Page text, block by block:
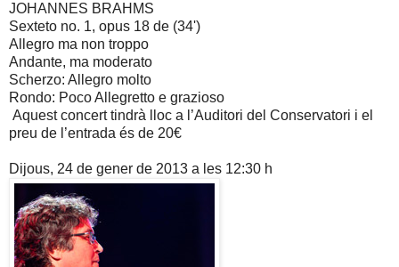
JOHANNES BRAHMS
Sexteto no. 1, opus 18 de (34')
Allegro ma non troppo
Andante, ma moderato
Scherzo: Allegro molto
Rondo: Poco Allegretto e grazioso
Aquest concert tindrà lloc a l’Auditori del Conservatori i el
preu de l’entrada és de 20€
Dijous, 24 de gener de 2013 a les 12:30 h